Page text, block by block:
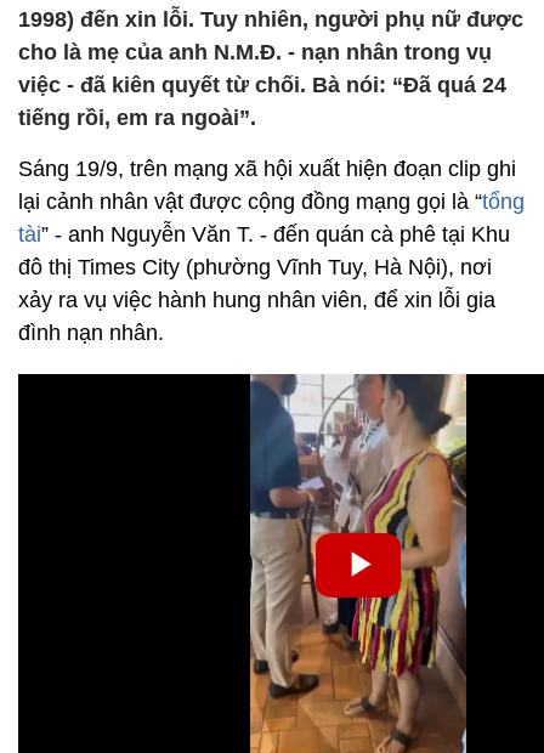
1998) đến xin lỗi. Tuy nhiên, người phụ nữ được
cho là mẹ của anh N.M.Đ. - nạn nhân trong vụ
việc - đã kiên quyết từ chối. Bà nói: “Đã quá 24
tiếng rồi, em ra ngoài”.
Sáng 19/9, trên mạng xã hội xuất hiện đoạn clip ghi
lại cảnh nhân vật được cộng đồng mạng gọi là “tổng
tài” - anh Nguyễn Văn T. - đến quán cà phê tại Khu
đô thị Times City (phường Vĩnh Tuy, Hà Nội), nơi
xảy ra vụ việc hành hung nhân viên, để xin lỗi gia
đình nạn nhân.